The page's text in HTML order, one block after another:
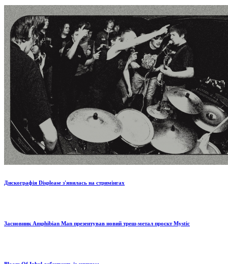
Дискографія Displease з'явилась на стримінгах
Засновник Amphibian Man презентував новий треш-метал проєкт Mystic